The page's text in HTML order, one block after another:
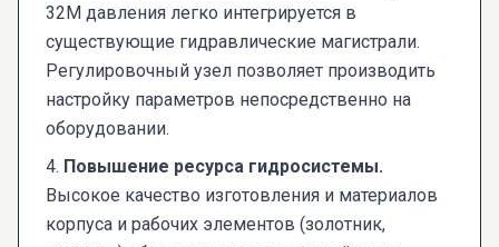
32М давления легко интегрируется в
существующие гидравлические магистрали.
Регулировочный узел позволяет производить
настройку параметров непосредственно на
оборудовании.
4. Повышение ресурса гидросистемы.
Высокое качество изготовления и материалов
корпуса и рабочих элементов (золотник,